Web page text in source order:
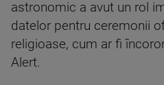
astronomic a avut un rol
datelor pentru ceremonii
religioase, cum ar fi
Alert.